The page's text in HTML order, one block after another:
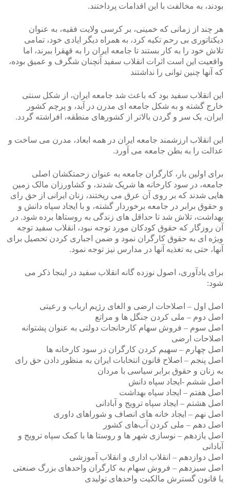
بودند، به مخالفت با این اقدامات پرداختند.
هر چند از زمانی که خمینی، بر کرسی ولایت فقیه، به عنوان
دیکتاتوری بی رحم تکیه کرد، به همراه دیگر ایادی خود، تمامی
تلاش خود را به کار بستند تا جامعه ایران را به قهقرا ببرند، اما
واقعیت این است اثرات انقلاب سفید آنچنان شگرف و عمیق بوده،
که آنها چنین توانی را نداشتند
این انقلاب سفید بود که باعث شد جامعه ایران، از شکل سنتی
خارج گشته و به شکل جامعه ای مدرن در آید، و پرچم کشور
ایران، یک سر و گردن بالاتر از کشورهای منطقه، افراشته گردد.
این انقلاب ارزشمند جامعه ایران در همه ابعاد، مدرن می ساخت و
عدالت را به بطن جامعه می آورد.
برای اولین بار، کارگران جامعه به عنوان زحمتکشان اصلی
جامعه، در سود کارخانه ها شریک شدند، و کشاورزان مالک زمین
هایی شدند که بر روی آن عرق می ریختند، زنان ایرانی از حق رای
و حقوق برابر در جامعه برخوردار گشته، و با ایجاد سپاه دانش و
بهداشت، تلاش شد تا حداقل های زندگی به روستاها برده شود. در
آن روزگار که حقوق کودکان مورد توجه نبود، انقلاب سفید توجه
ویژه ای به حقوق کارگران نمود و ضمن اجباری کردن تحصیل برای
آنها، حتی به تغذیه آنها در مدارس نیز توجه نمود.
برای یادآوری، اصول نوزده گانه انقلاب سفید در اینجا ذکر می
شود:
اصل اول – اصلاحات ارضی و الغای رژیم ارباب و رعیتی
اصل دوم – ملی کردن جنگل‌ ها و مراتع
اصل سوم – فروش سهام کارخانجات دولتی به عنوان پشتوانه
اصلاحات ارضی
اصل چهارم – سهیم کردن کارگران در سود کارخانه‌ ها
اصل پنجم – اصلاح قانون انتخابات ایران به منظور دادن حق رای
به زنان و حقوق برابر سیاسی با مردان
اصل ششم -ایجاد سپاه دانش
اصل هفتم – ایجاد سپاه بهداشت
اصل هشتم – ایجاد سپاه ترویج و آبادانی
اصل نهم – ایجاد خانه‌ های انصاف و شوراهای داوری
اصل دهم – ملی کردن آب‌های کشور
اصل یازدهم – نوسازی شهر ها و روستا ها با کمک سپاه ترویج و
آبادانی
اصل دوازدهم – انقلاب اداری و انقلاب آموزشی
اصل سیزدهم – فروش سهام به کارگران واحدهای بزرگ صنعتی
یا قانون گسترش مالکیت واحدهای تولیدی